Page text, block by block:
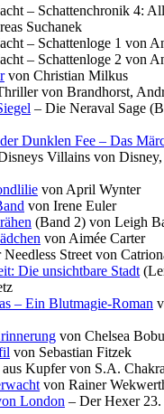
– Schattenchronik 4:
Suchanek
– Schattenloge 1 von
– Schattenloge 2 von
von Christian Milkus
von Brandhorst,
– Die Neraval Sage
Dunklen Fee – Das
Villains von
von April Wynter
von Irene Euler
(Band 2) von Leigh
von Aimée Carter
Street von
Die unsichtbare Stadt
– Ein Blutmagie-Roman
von Chelsea
von Sebastian Fitzek
Kupfer von S.A.
von Rainer
London – Der Hexer